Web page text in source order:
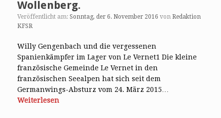
Wollenberg.
Veröffentlicht am: Sonntag, der 6. November 2016 von Redaktion
KFSR
Willy Gengenbach und die vergessenen
Spanienkämpfer im Lager von Le Vernet1 Die kleine
französische Gemeinde Le Vernet in den
französischen Seealpen hat sich seit dem
Germanwings-Absturz vom 24. März 2015…
Weiterlesen